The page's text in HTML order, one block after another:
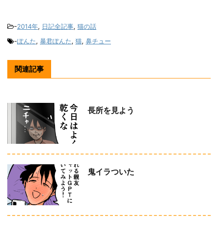
-2014年, 日記全記事, 猫の話
-ぽんた, 暴君ぽんた, 猫, 鼻チュー
関連記事
長所を見よう
鬼イラついた